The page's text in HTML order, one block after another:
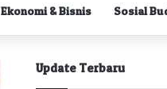
Ekonomi & Bisnis Sosial
Update Terbaru